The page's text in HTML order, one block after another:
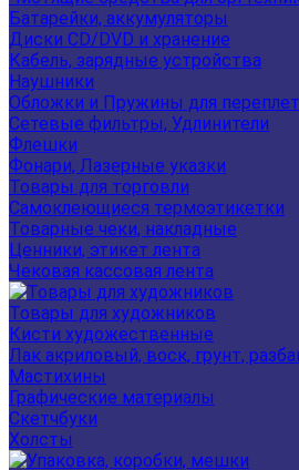
Батарейки, аккумуляторы
Диски CD/DVD и хранение
Кабель, зарядные устройства
Наушники
Обложки и Пружины для
Сетевые фильтры, Удлинители
Флешки
Фонари, Лазерные указки
Товары для торговли
Самоклеющиеся термоэтикетки
Товарные чеки, накладные
Ценники, этикет лента
Чековая кассовая лента
Товары для художников
Кисти художественные
Лак акриловый, воск, грунт,
Мастихины
Графические материалы
Скетчбуки
Холсты